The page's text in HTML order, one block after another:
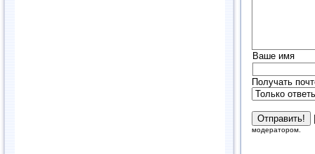
Ваше имя
Получать
модератором.